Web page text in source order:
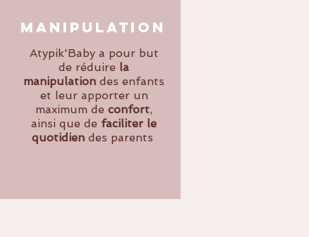
manipulation
Atypik'Baby a pour but
de réduire la
manipulation des enfants
et leur apporter un
maximum de confort,
ainsi que de faciliter le
quotidiendes parents